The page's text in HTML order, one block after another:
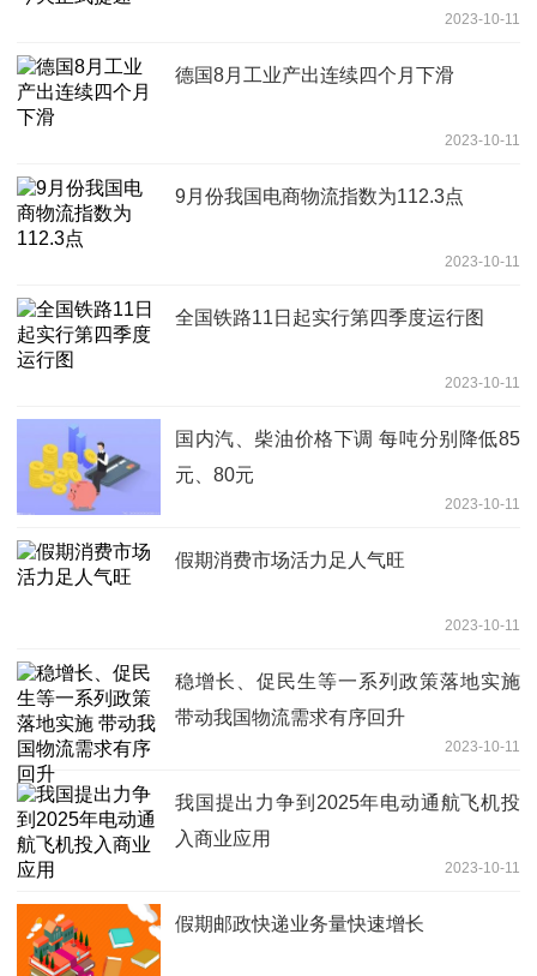
2023-10-11
德国8月工业产出连续四个月下滑
2023-10-11
9月份我国电商物流指数为112.3点
2023-10-11
全国铁路11日起实行第四季度运行图
2023-10-11
国内汽、柴油价格下调 每吨分别降低85
元、80元
2023-10-11
假期消费市场活力足人气旺
2023-10-11
稳增长、促民生等一系列政策落地实施
带动我国物流需求有序回升
2023-10-11
我国提出力争到2025年电动通航飞机投
入商业应用
2023-10-11
假期邮政快递业务量快速增长